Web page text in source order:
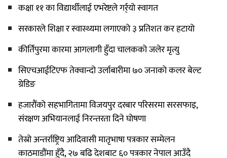
कक्षा ११ का विद्यार्थीलाई एभरेष्टले गर्र्यो स्वागत
सरकारले शिक्षा र स्वास्थ्यमा लगाएको ३ प्रतिशत कर हटायो
कीर्तिपुरमा कारमा आगलागी हुँदा चालकको जलेर मृत्यु
सिएचआईटिएफ तेक्वान्दो उर्लाबारीमा ७० जनाको कलर बेल्ट
ग्रेडिङ
हजारौंको सहभागितामा विजयपुर दरबार परिसरमा सरसफाइ,
संरक्षण अभियानलाई निरन्तरता दिने घोषणा
तेस्रो अन्तर्राष्ट्रिय आदिवासी मातृभाषा पत्रकार सम्मेलन
काठमाडौंमा हुँदै, २७ बढि देशबाट ६० पत्रकार नेपाल आउँदै